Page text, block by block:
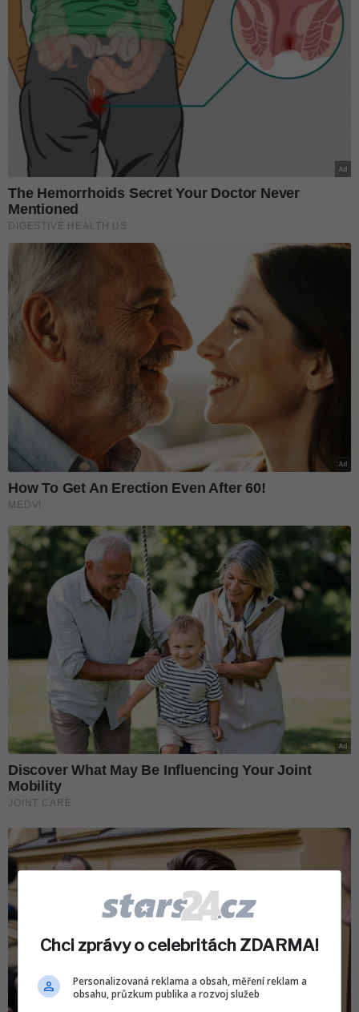
Chci zprávy o celebritách ZDARMA!
Personalizovaná reklama a obsah, měření reklam a
obsahu, průzkum publika a rozvoj služeb